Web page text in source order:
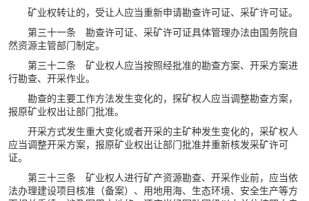
矿业权转让的，受让人应当重新申请勘查许可证、采矿许可证。
第三十一条 勘查许可证、采矿许可证具体管理办法由国务院自
然资源主管部门制定。
第三十二条 矿业权人应当按照经批准的勘查方案、开采方案进
行勘查、开采作业。
勘查的主要工作方法发生变化的，探矿权人应当调整勘查方案，
报原矿业权出让部门批准。
开采方式发生重大变化或者开采的主矿种发生变化的，采矿权人
应当调整开采方案，报原矿业权出让部门批准并重新核发采矿许可
证。
第三十三条 矿业权人进行矿产资源勘查、开采作业前，应当依
法办理建设项目核准（备案）、用地用海、生态环境、安全生产等方